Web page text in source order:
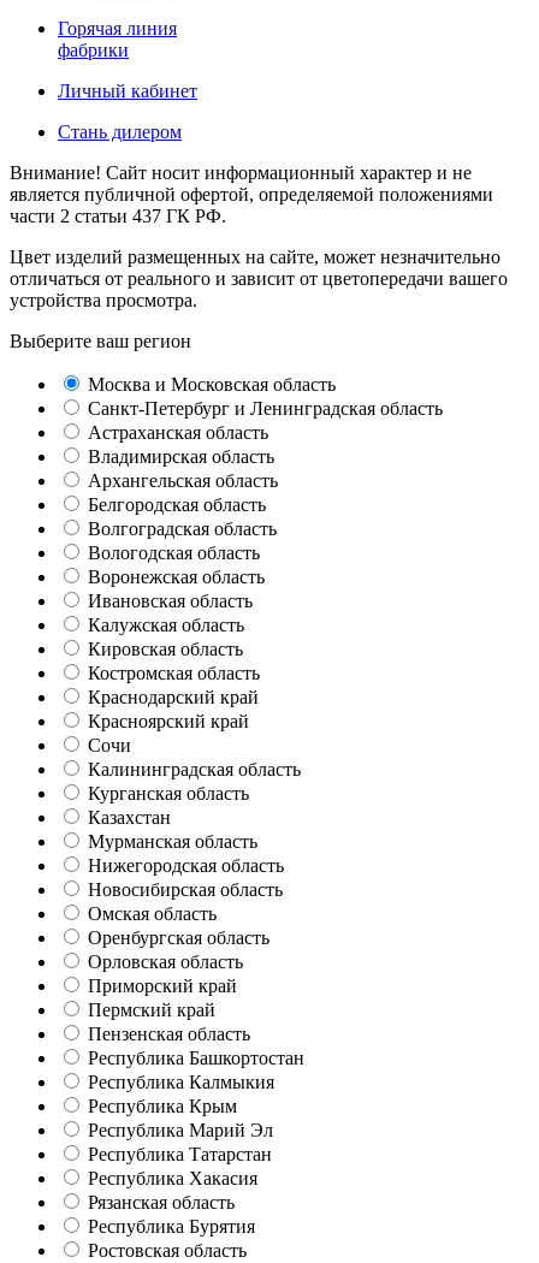
Горячая линия
фабрики
Личный кабинет
Стань дилером
Внимание! Сайт носит информационный характер и не
является публичной офертой, определяемой положениями
части 2 статьи 437 ГК РФ.
Цвет изделий размещенных на сайте, может незначительно
отличаться от реального и зависит от цветопередачи вашего
устройства просмотра.
Выберите ваш регион
Москва и Московская область
Санкт-Петербург и Ленинградская область
Астраханская область
Владимирская область
Архангельская область
Белгородская область
Волгоградская область
Вологодская область
Воронежская область
Ивановская область
Калужская область
Кировская область
Костромская область
Краснодарский край
Красноярский край
Сочи
Калининградская область
Курганская область
Казахстан
Мурманская область
Нижегородская область
Новосибирская область
Омская область
Оренбургская область
Орловская область
Приморский край
Пермский край
Пензенская область
Республика Башкортостан
Республика Калмыкия
Республика Крым
Республика Марий Эл
Республика Татарстан
Республика Хакасия
Рязанская область
Республика Бурятия
Ростовская область